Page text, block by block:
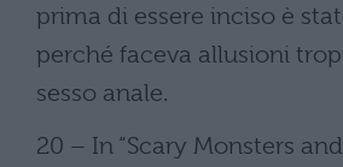
prima di essere inciso è
perché faceva allusioni
sesso anale.
20 – In “Scary Monsters